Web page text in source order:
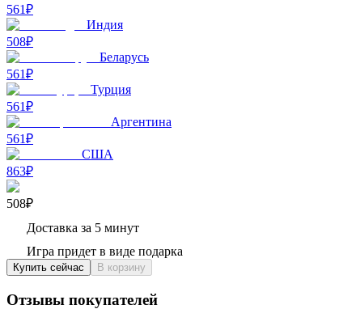
561₽
Индия
508₽
Беларусь
561₽
Турция
561₽
Аргентина
561₽
США
863₽
508₽
Доставка за 5 минут
Игра придет в виде подарка
Купить сейчас В корзину
Отзывы покупателей